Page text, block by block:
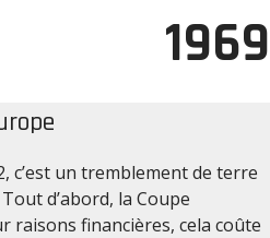
1969
c’est un tremblement de terre
d’abord, la Coupe
raisons financières, cela coûte